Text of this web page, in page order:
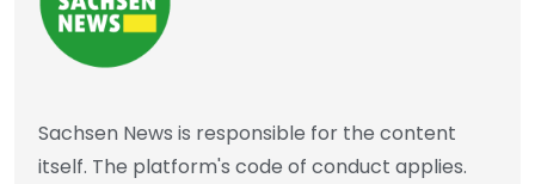
Sachsen News is responsible for the content
itself. The platform's code of conduct applies.